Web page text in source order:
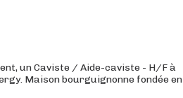
un Caviste / Aide-caviste - H/F à
Maison bourguignonne fondée en